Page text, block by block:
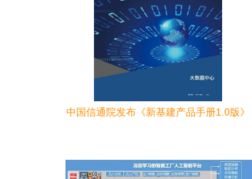
中国信通院发布《新基建产品手册1.0版》